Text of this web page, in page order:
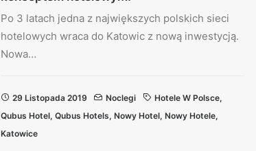
Po 3 latach jedna z największych polskich sieci
hotelowych wraca do Katowic z nową inwestycją.
Nowa…
29 Listopada 2019 Noclegi Hotele W Polsce,
Qubus Hotel, Qubus Hotels, Nowy Hotel, Nowy Hotele,
Katowice